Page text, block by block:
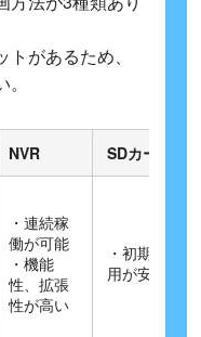
があるため、
NVR SDカード
・連続稼
働が可能
・機能
性、拡張
性が高い
・初期費
用が安い